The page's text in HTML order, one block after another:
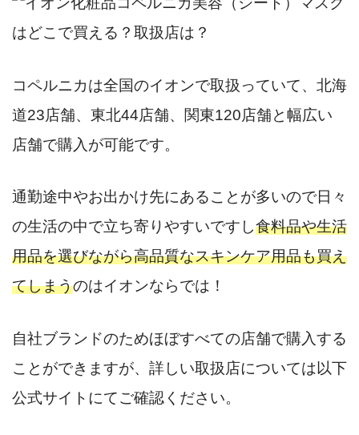
コペルニカは全国のイオンで取扱っていて、北海
道23店舗、東北44店舗、関東120店舗と幅広い
店舗で購入が可能です。
通勤途中やお出かけ先にあることが多いので日々
の生活の中で立ち寄りやすいですし食料品や生活
用品を選びながら高品質なスキンケア用品も買え
てしまうのはイオンならでは！
自社ブランドのためほぼすべての店舗で購入する
ことができますが、詳しい取扱店については以下
公式サイトにてご確認ください。